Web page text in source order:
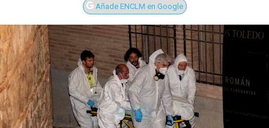
Añade ENCLM en Google